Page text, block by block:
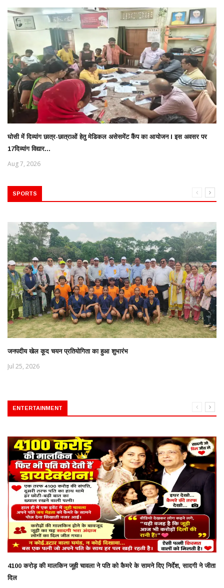
घोसी में दिव्यांग छात्र-छात्राओं हेतु मेडिकल असेसमेंट कैंप का आयोजन l इस अवसर पर
17दिव्यांग विद्यार...
Aug 7, 2026
SPORTS
जनपदीय खेल कूद चयन प्रतियोगिता का हुआ शुभारंभ
Jul 25, 2026
ENTERTAINMENT
4100 करोड़ की मालकिन जूही चावला ने पति को कैमरे के सामने दिए निर्देश, सादगी ने जीता
दिल